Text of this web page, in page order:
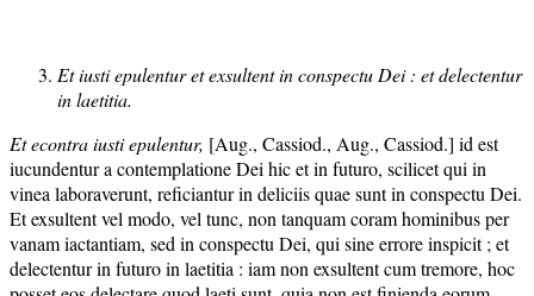
Et iusti epulentur et exsultent in conspectu Dei : et delectentur
in laetitia.
Et econtra iusti epulentur, [Aug., Cassiod., Aug., Cassiod.] id est
iucundentur a contemplatione Dei hic et in futuro, scilicet qui in
vinea laboraverunt, reficiantur in deliciis quae sunt in conspectu Dei.
Et exsultent vel modo, vel tunc, non tanquam coram hominibus per
vanam iactantiam, sed in conspectu Dei, qui sine errore inspicit ; et
delectentur in futuro in laetitia : iam non exsultent cum tremore, hoc